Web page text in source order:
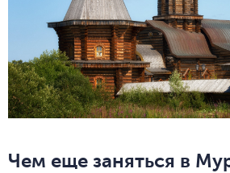
Чем еще заняться в